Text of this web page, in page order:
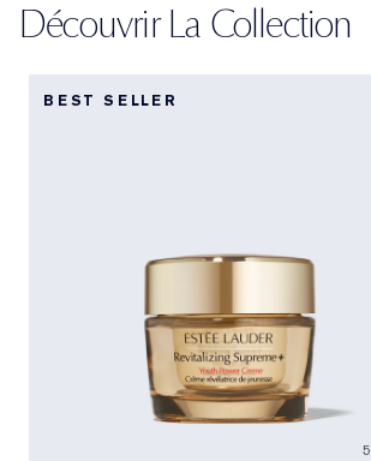
Découvrir La Collection
BEST SELLER